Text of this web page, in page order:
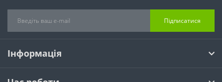
Підписатися
Інформація